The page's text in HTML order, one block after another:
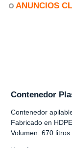
ANUNCIOS
Contenedor
Contenedor
Fabricado en
Volumen: 670